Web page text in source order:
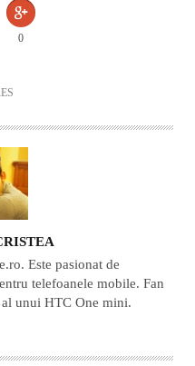
0
Este pasionat de
telefoanele mobile. Fan
unui HTC One mini.